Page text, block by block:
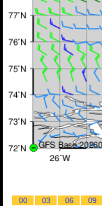
00 03 06 09